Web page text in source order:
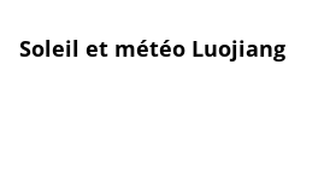
Soleil et météo Luojiang